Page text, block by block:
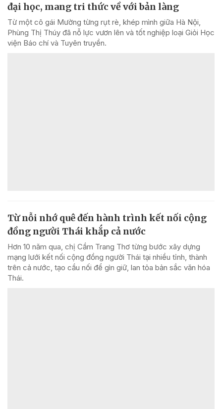
đại học, mang tri thức về với bản làng
Từ một cô gái Mường từng rụt rè, khép mình giữa Hà Nội,
Phùng Thị Thúy đã nỗ lực vươn lên và tốt nghiệp loại Giỏi Học
viện Báo chí và Tuyên truyền.
Từ nỗi nhớ quê đến hành trình kết nối cộng
đồng người Thái khắp cả nước
Hơn 10 năm qua, chị Cầm Trang Thơ từng bước xây dựng
mạng lưới kết nối cộng đồng người Thái tại nhiều tỉnh, thành
trên cả nước, tạo cầu nối để gìn giữ, lan tỏa bản sắc văn hóa
Thái.